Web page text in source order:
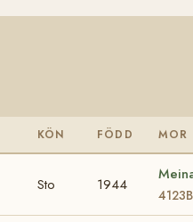
KÖN FÖDD MOR
Sto 1944
4123B